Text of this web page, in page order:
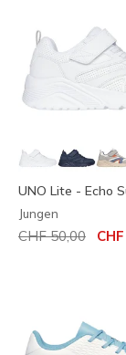
UNO Lite - Echo
Jungen
Reduziert von
CHF 50,00 auf